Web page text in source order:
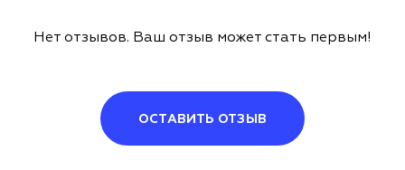
Нет отзывов. Ваш отзыв может стать первым!
ОСТАВИТЬ ОТЗЫВ